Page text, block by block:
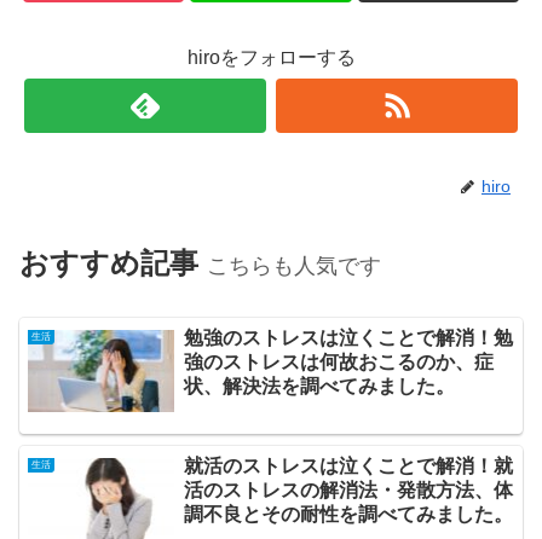
hiroをフォローする
hiro
おすすめ記事 こちらも人気です
生活
勉強のストレスは泣くことで解消！勉
強のストレスは何故おこるのか、症
状、解決法を調べてみました。
生活
就活のストレスは泣くことで解消！就
活のストレスの解消法・発散方法、体
調不良とその耐性を調べてみました。